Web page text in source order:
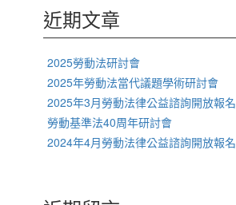
字:
近期文章
2025勞動法研討會
2025年勞動法當代議題學術研討會
2025年3月勞動法律公益諮詢開放報名
勞動基準法40周年研討會
2024年4月勞動法律公益諮詢開放報名